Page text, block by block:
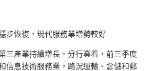
步恢復，現代服務業增勢較好
三產業持續增長。分行業看，前三季度
信息技術服務業，路況運輸、倉儲和郵